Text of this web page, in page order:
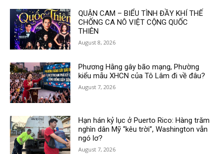
QUẬN CAM – BIỂU TÌNH ĐẦY KHÍ THẾ
CHỐNG CA NÔ VIỆT CỘNG QUỐC
THIÊN
August 8, 2026
Phương Hằng gây bão mạng, Phường
kiểu mẫu XHCN của Tô Lâm đi về đâu?
August 7, 2026
Hạn hán kỷ lục ở Puerto Rico: Hàng trăm
nghìn dân Mỹ “kêu trời”, Washington vẫn
ngó lơ?
August 7, 2026